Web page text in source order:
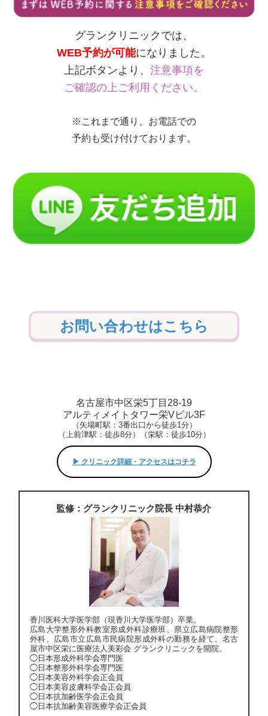
グランクリニックでは、
WEB予約が可能になりました。
上記ボタンより、 注意事項を
ご確認の上ご利用ください。
※これまで通り、お電話での
予約も受け付けております。
お問い合わせはこちら
名古屋市中区栄5丁目28-19
アルティメイトタワー栄Vビル3F
（矢場町駅：3番出口から徒歩1分）
（上前津駅：徒歩8分）（栄駅：徒歩10分）
▶︎ クリニック詳細・アクセスはコチラ
監修：グランクリニック院長 中村恭介
香川医科大学医学部（現香川大学医学部）卒業。
広島大学整形外科教室形成外科診療班、県立広島病院整形
外科、広島市立広島市民病院形成外科の勤務を経て、名古
屋市中区栄に医療法人美彩会 グランクリニックを開院。
◯日本形成外科学会専門医
◯日本整形外科学会専門医
◯日本美容外科学会正会員
◯日本美容皮膚科学会正会員
◯日本抗加齢医学会正会員
◯日本抗加齢美容医療学会正会員